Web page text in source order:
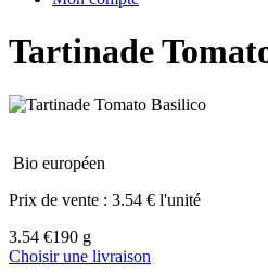
Tartinade
Bio européen
Prix de vente : 3.54 € l'unité
3.54 €190 g
Choisir une livraison